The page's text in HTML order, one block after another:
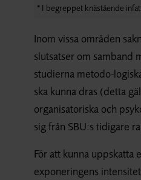
* I begreppet knästående
Inom vissa områden
slutsatser om samband
studierna metodo-
ska kunna dras (detta
organisatoriska och
sig från SBU:s tidigare
För att kunna
exponeringens